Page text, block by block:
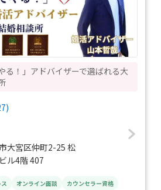
る！」アドバイザーで選ばれる大
大宮区仲町2-25 松
ル4階 407
オンライン面談 カウンセラー資格